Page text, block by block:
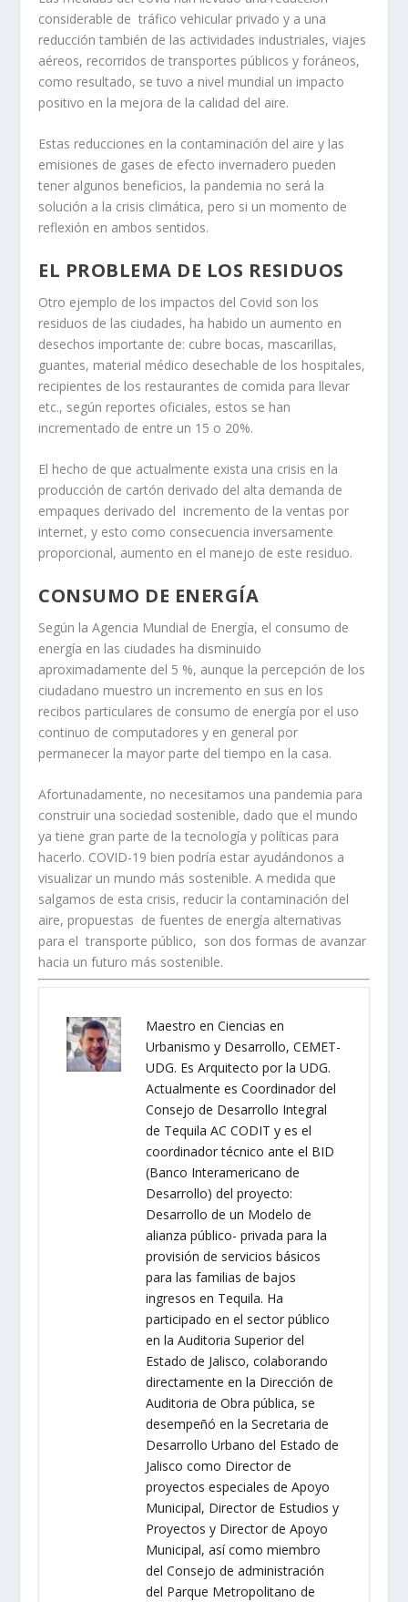
considerable de tráfico vehicular privado y a una
reducción también de las actividades industriales, viajes
aéreos, recorridos de transportes públicos y foráneos,
como resultado, se tuvo a nivel mundial un impacto
positivo en la mejora de la calidad del aire.
Estas reducciones en la contaminación del aire y las
emisiones de gases de efecto invernadero pueden
tener algunos beneficios, la pandemia no será la
solución a la crisis climática, pero si un momento de
reflexión en ambos sentidos.
EL PROBLEMA DE LOS RESIDUOS
Otro ejemplo de los impactos del Covid son los
residuos de las ciudades, ha habido un aumento en
desechos importante de: cubre bocas, mascarillas,
guantes, material médico desechable de los hospitales,
recipientes de los restaurantes de comida para llevar
etc., según reportes oficiales, estos se han
incrementado de entre un 15 o 20%.
El hecho de que actualmente exista una crisis en la
producción de cartón derivado del alta demanda de
empaques derivado del incremento de la ventas por
internet, y esto como consecuencia inversamente
proporcional, aumento en el manejo de este residuo.
CONSUMO DE ENERGÍA
Según la Agencia Mundial de Energía, el consumo de
energía en las ciudades ha disminuido
aproximadamente del 5 %, aunque la percepción de los
ciudadano muestro un incremento en sus en los
recibos particulares de consumo de energía por el uso
continuo de computadores y en general por
permanecer la mayor parte del tiempo en la casa.
Afortunadamente, no necesitamos una pandemia para
construir una sociedad sostenible, dado que el mundo
ya tiene gran parte de la tecnología y políticas para
hacerlo. COVID-19 bien podría estar ayudándonos a
visualizar un mundo más sostenible. A medida que
salgamos de esta crisis, reducir la contaminación del
aire, propuestas de fuentes de energía alternativas
para el transporte público, son dos formas de avanzar
hacia un futuro más sostenible.
Maestro en Ciencias en
Urbanismo y Desarrollo, CEMET-
UDG. Es Arquitecto por la UDG.
Actualmente es Coordinador del
Consejo de Desarrollo Integral
de Tequila AC CODIT y es el
coordinador técnico ante el BID
(Banco Interamericano de
Desarrollo) del proyecto:
Desarrollo de un Modelo de
alianza público- privada para la
provisión de servicios básicos
para las familias de bajos
ingresos en Tequila. Ha
participado en el sector público
en la Auditoria Superior del
Estado de Jalisco, colaborando
directamente en la Dirección de
Auditoria de Obra pública, se
desempeñó en la Secretaria de
Desarrollo Urbano del Estado de
Jalisco como Director de
proyectos especiales de Apoyo
Municipal, Director de Estudios y
Proyectos y Director de Apoyo
Municipal, así como miembro
del Consejo de administración
del Parque Metropolitano de